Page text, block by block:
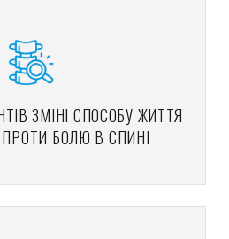
ЗМІНІ СПОСОБУ ЖИТТЯ
БОЛЮ В СПИНІ